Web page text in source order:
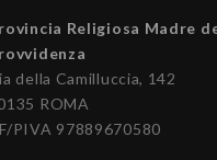
Religiosa Madre
della Camilluccia, 142
ROMA
PIVA 97889670580